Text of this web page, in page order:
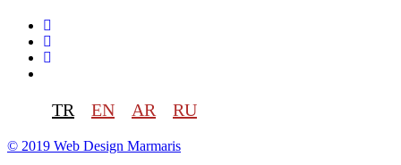
TR EN AR RU
© 2019 Web Design Marmaris